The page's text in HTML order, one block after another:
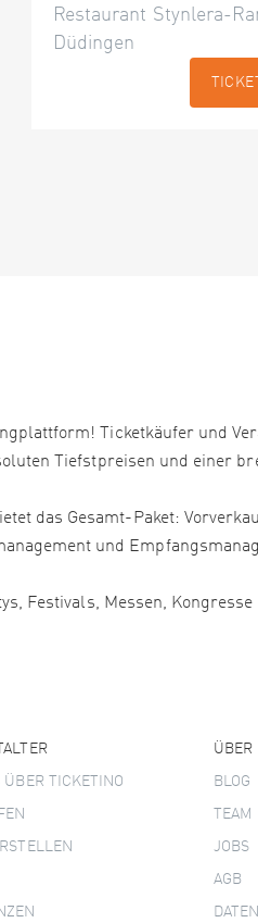
Restaurant Stynlera-
Düdingen
Ticketkäufer und
Tiefstpreisen und einer
das Gesamt-Paket:
und
Festivals, Messen,
ÜBER TICKETINO
ÜBER
BLOG
TEAM
JOBS
AGB